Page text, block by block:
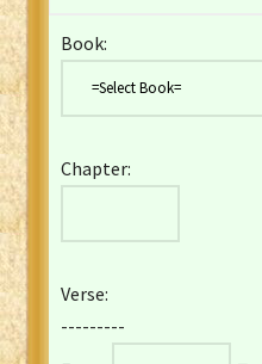
Czech Kralicka Bible
English YLT 1898 Bible
French Darby Bible
French Louis Segond Bible
Book:
Chapter:
Verse:
---------